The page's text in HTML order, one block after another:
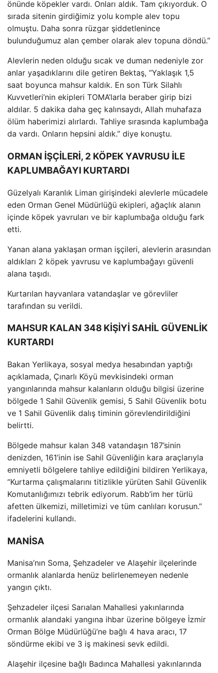
önünde köpekler vardı. Onları aldık. Tam çıkıyorduk. O
sırada sitenin girdiğimiz yolu komple alev topu
olmuştu. Daha sonra rüzgar şiddetlenince
bulunduğumuz alan çember olarak alev topuna döndü.”
Alevlerin neden olduğu sıcak ve duman nedeniyle zor
anlar yaşadıklarını dile getiren Bektaş, “Yaklaşık 1,5
saat boyunca mahsur kaldık. En son Türk Silahlı
Kuvvetleri’nin ekipleri TOMA’larla beraber girip bizi
aldılar. 5 dakika daha geç kalınsaydı, Allah muhafaza
ölüm haberimizi alırlardı. Tahliye sırasında kaplumbağa
da vardı. Onların hepsini aldık.” diye konuştu.
ORMAN İŞÇİLERİ, 2 KÖPEK YAVRUSU İLE
KAPLUMBAĞAYI KURTARDI
Güzelyalı Karanlık Liman girişindeki alevlerle mücadele
eden Orman Genel Müdürlüğü ekipleri, ağaçlık alanın
içinde köpek yavruları ve bir kaplumbağa olduğu fark
etti.
Yanan alana yaklaşan orman işçileri, alevlerin arasından
aldıkları 2 köpek yavrusu ve kaplumbağayı güvenli
alana taşıdı.
Kurtarılan hayvanlara vatandaşlar ve görevliler
tarafından su verildi.
MAHSUR KALAN 348 KİŞİYİ SAHİL GÜVENLİK
KURTARDI
Bakan Yerlikaya, sosyal medya hesabından yaptığı
açıklamada, Çınarlı Köyü mevkisindeki orman
yangınlarında mahsur kalanların olduğu bilgisi üzerine
bölgede 1 Sahil Güvenlik gemisi, 5 Sahil Güvenlik botu
ve 1 Sahil Güvenlik dalış timinin görevlendirildiğini
belirtti.
Bölgede mahsur kalan 348 vatandaşın 187’sinin
denizden, 161’inin ise Sahil Güvenliğin kara araçlarıyla
emniyetli bölgelere tahliye edildiğini bildiren Yerlikaya,
“Kurtarma çalışmalarını titizlikle yürüten Sahil Güvenlik
Komutanlığımızı tebrik ediyorum. Rabb’im her türlü
afetten ülkemizi, milletimizi ve tüm canlıları korusun.”
ifadelerini kullandı.
MANİSA
Manisa’nın Soma, Şehzadeler ve Alaşehir ilçelerinde
ormanlık alanlarda henüz belirlenemeyen nedenle
yangın çıktı.
Şehzadeler ilçesi Sarıalan Mahallesi yakınlarında
ormanlık alandaki yangına ihbar üzerine bölgeye İzmir
Orman Bölge Müdürlüğü’ne bağlı 4 hava aracı, 17
söndürme ekibi ve 3 iş makinesi sevk edildi.
Alaşehir ilçesine bağlı Badınca Mahallesi yakınlarında